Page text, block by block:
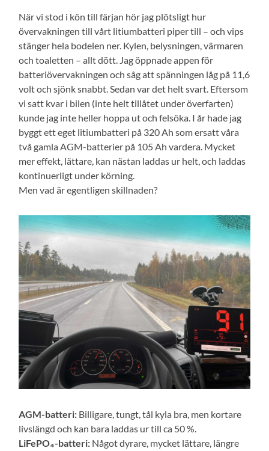
När vi stod i kön till färjan hör jag plötsligt hur
övervakningen till vårt litiumbatteri piper till – och vips
stänger hela bodelen ner. Kylen, belysningen, värmaren
och toaletten – allt dött. Jag öppnade appen för
batteriövervakningen och såg att spänningen låg på 11,6
volt och sjönk snabbt. Sedan var det helt svart. Eftersom
vi satt kvar i bilen (inte helt tillåtet under överfarten)
kunde jag inte heller hoppa ut och felsöka. I år hade jag
byggt ett eget litiumbatteri på 320 Ah som ersatt våra
två gamla AGM-batterier på 105 Ah vardera. Mycket
mer effekt, lättare, kan nästan laddas ur helt, och laddas
kontinuerligt under körning.
Men vad är egentligen skillnaden?
AGM-batteri: Billigare, tungt, tål kyla bra, men kortare
livslängd och kan bara laddas ur till ca 50 %.
LiFePO₄-batteri: Något dyrare, mycket lättare, längre